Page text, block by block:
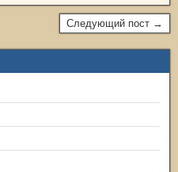
Следующий пост →